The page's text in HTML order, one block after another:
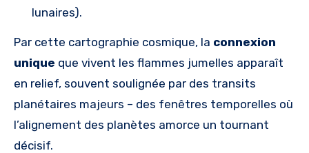
lunaires).
Par cette cartographie cosmique, la connexion
unique que vivent les flammes jumelles apparaît
en relief, souvent soulignée par des transits
planétaires majeurs – des fenêtres temporelles où
l’alignement des planètes amorce un tournant
décisif.